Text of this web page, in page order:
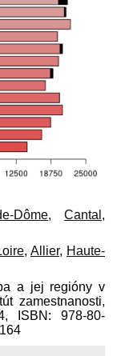
Dôme, Cantal ,
, Allier, Haute-
a jej regióny v
zamestnanosti,
ISBN: 978-80-